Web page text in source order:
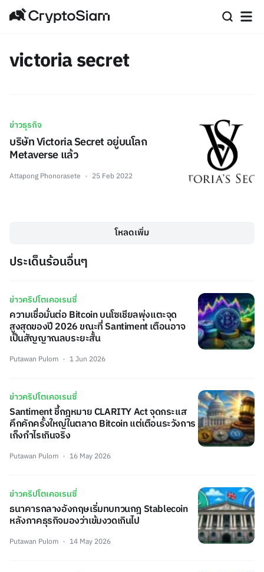
victoria secret
ข่าวธุรกิจ
บริษัท Victoria Secret อยู่บนโลก
Metaverse แล้ว
Attapong Phonorasete 25 Feb 2022
โหลดเพิ่ม
ประเด็นร้อนอื่นๆ
ข่าวคริปโตเคอเรนซี่
ความเชื่อมั่นต่อ Bitcoin บนโซเชียลพุ่งแตะจุด
สูงสุดของปี 2026 ขณะที่ Santiment เตือนอาจ
เป็นสัญญาณลบระยะสั้น
Putawan Pulom 1 Jun 2026
ข่าวคริปโตเคอเรนซี่
Santiment ชี้กฎหมาย CLARITY Act จุดกระแส
คึกคักครั้งใหญ่ในตลาด Bitcoin แต่เตือนระวังการ
เก็งกำไรเกินจริง
Putawan Pulom 16 May 2026
ข่าวคริปโตเคอเรนซี่
ธนาคารกลางอังกฤษเริ่มทบทวนกฎ Stablecoin
หลังภาคธุรกิจมองว่าเข้มงวดเกินไป
Putawan Pulom 14 May 2026